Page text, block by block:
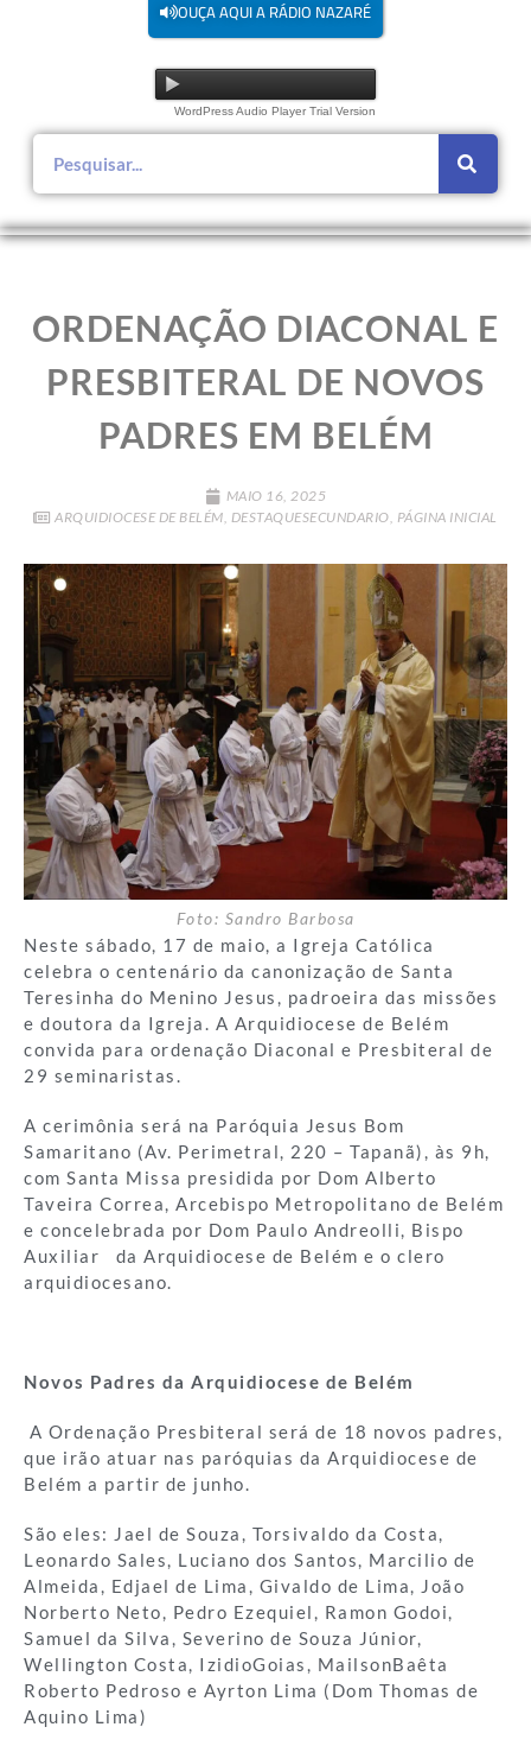
OUÇA AQUI A RÁDIO NAZARÉ
WordPress Audio Player Trial Version
ORDENAÇÃO DIACONAL E
PRESBITERAL DE NOVOS
PADRES EM BELÉM
MAIO 16, 2025
ARQUIDIOCESE DE BELÉM, DESTAQUESECUNDARIO, PÁGINA INICIAL
Foto: Sandro Barbosa
Neste sábado, 17 de maio, a Igreja Católica
celebra o centenário da canonização de Santa
Teresinha do Menino Jesus, padroeira das missões
e doutora da Igreja. A Arquidiocese de Belém
convida para ordenação Diaconal e Presbiteral de
29 seminaristas.
A cerimônia será na Paróquia Jesus Bom
Samaritano (Av. Perimetral, 220 – Tapanã), às 9h,
com Santa Missa presidida por Dom Alberto
Taveira Correa, Arcebispo Metropolitano de Belém
e concelebrada por Dom Paulo Andreolli, Bispo
Auxiliar da Arquidiocese de Belém e o clero
arquidiocesano.
Novos Padres da Arquidiocese de Belém
A Ordenação Presbiteral será de 18 novos padres,
que irão atuar nas paróquias da Arquidiocese de
Belém a partir de junho.
São eles: Jael de Souza, Torsivaldo da Costa,
Leonardo Sales, Luciano dos Santos, Marcilio de
Almeida, Edjael de Lima, Givaldo de Lima, João
Norberto Neto, Pedro Ezequiel, Ramon Godoi,
Samuel da Silva, Severino de Souza Júnior,
Wellington Costa, IzidioGoias, MailsonBaêta
Roberto Pedroso e Ayrton Lima (Dom Thomas de
Aquino Lima)